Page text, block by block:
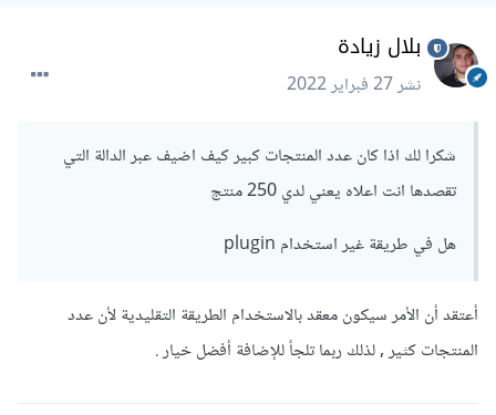
بلال زيادة
نشر27 فبراير 2022
شكرا لك اذا كان عدد المنتجات كبير كيف اضيف عبر الدالة التي
تقصدها انت اعلاه يعني لدي 250 منتج
هل في طريقة غير استخدام plugin
أعتقد أن الأمر سيكون معقد بالاستخدام الطريقة التقليدية لأن عدد
المنتجات كثير , لذلك ربما تلجأ للإضافة أفضل خيار .